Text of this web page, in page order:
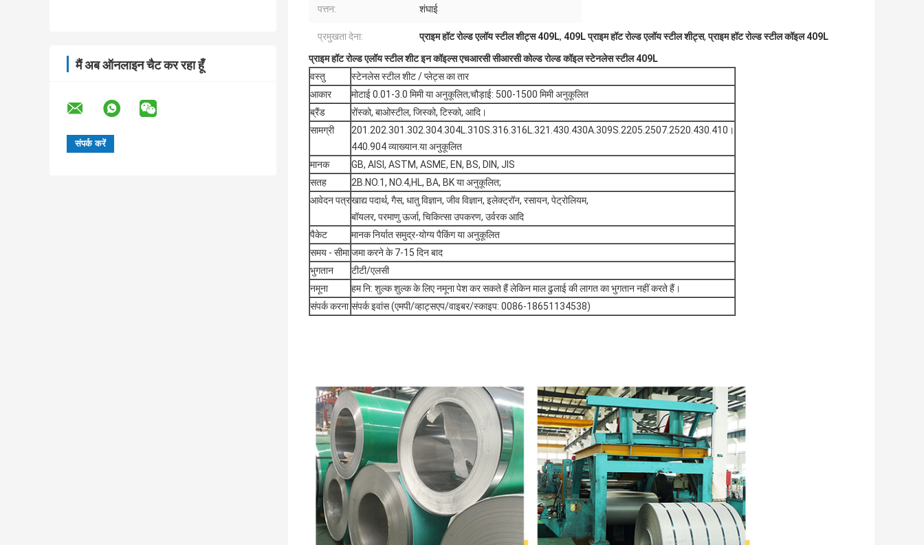
मैं अब ऑनलाइन चैट कर रहा हूँ
पत्तन: शंघाई
प्रमुखता देना: प्राइम हॉट रोल्ड एलॉय स्टील शीट्स 409L, 409L प्राइम हॉट रोल्ड एलॉय स्टील शीट्स,प्राइम हॉट रोल्ड स्टील कॉइल 409L
प्राइम हॉट रोल्ड एलॉय स्टील शीट इन कॉइल्स एचआरसी सीआरसी कोल्ड रोल्ड कॉइल स्टेनलेस स्टील 409L
वस्तु
स्टेनलेस स्टील शीट / प्लेट्स का तार
आकार
मोटाई 0.01-3.0 मिमी या अनुकूलित;चौड़ाई: 500-1500 मिमी अनुकूलित
ब्रैंड
रोंस्को, बाओस्टील, जिस्को, टिस्को, आदि।
सामग्री
201.202.301.302.304.304L.310S.316.316L.321.430.430A.309S.2205.2507.2520.430.410।
440.904 व्याख्यान.या अनुकूलित
मानक
GB, AISI, ASTM, ASME, EN, BS, DIN, JIS
सतह
2B.NO.1, NO.4,HL, BA, BK या अनुकूलित;
आवेदन पत्रखाद्य पदार्थ, गैस, धातु विज्ञान, जीव विज्ञान, इलेक्ट्रॉन, रसायन, पेट्रोलियम,
बॉयलर, परमाणु ऊर्जा, चिकित्सा उपकरण, उर्वरक आदि
पैकेट
मानक निर्यात समुद्र-योग्य पैकिंग या अनुकूलित
समय - सीमाजमा करने के 7-15 दिन बाद
भुगतान
टीटी/एलसी
नमूना
हम नि: शुल्क शुल्क के लिए नमूना पेश कर सकते हैं लेकिन माल ढुलाई की लागत का भुगतान नहीं करते हैं।
संपर्क करना संपर्क इवांस (एमपी/व्हाट्सएप/वाइबर/स्काइप: 0086-18651134538)